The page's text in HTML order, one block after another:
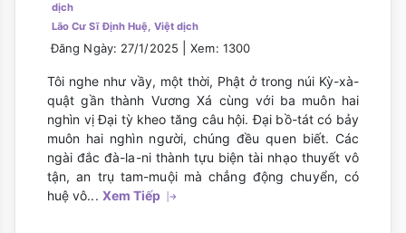
dịch
Lão Cư Sĩ Định Huệ, Việt dịch
Đăng Ngày: 27/1/2025 |Xem: 1300
Tôi nghe như vầy, một thời, Phật ở trong núi Kỳ-xà-
quật gần thành Vương Xá cùng với ba muôn hai
nghìn vị Đại tỳ kheo tăng câu hội. Đại bồ-tát có bảy
muôn hai nghìn người, chúng đều quen biết. Các
ngài đắc đà-la-ni thành tựu biện tài nhạo thuyết vô
tận, an trụ tam-muội mà chẳng động chuyển, có
huệ vô... Xem Tiếp